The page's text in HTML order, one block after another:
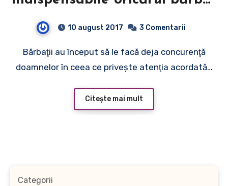
10 august 2017 3 Comentarii
Bărbaţii au început să le facă deja concurenţă
doamnelor în ceea ce priveşte atenţia acordată…
Citește mai mult
Categorii